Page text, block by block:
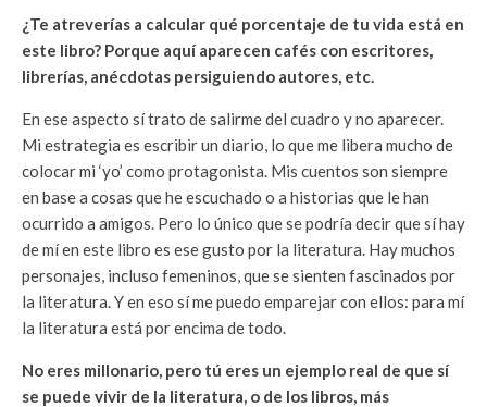
¿Te atreverías a calcular qué porcentaje de tu vida está en
este libro? Porque aquí aparecen cafés con escritores,
librerías, anécdotas persiguiendo autores, etc.
En ese aspecto sí trato de salirme del cuadro y no aparecer.
Mi estrategia es escribir un diario, lo que me libera mucho de
colocar mi ‘yo’ como protagonista. Mis cuentos son siempre
en base a cosas que he escuchado o a historias que le han
ocurrido a amigos. Pero lo único que se podría decir que sí hay
de mí en este libro es ese gusto por la literatura. Hay muchos
personajes, incluso femeninos, que se sienten fascinados por
la literatura. Y en eso sí me puedo emparejar con ellos: para mí
la literatura está por encima de todo.
No eres millonario, pero tú eres un ejemplo real de que sí
se puede vivir de la literatura, o de los libros, más